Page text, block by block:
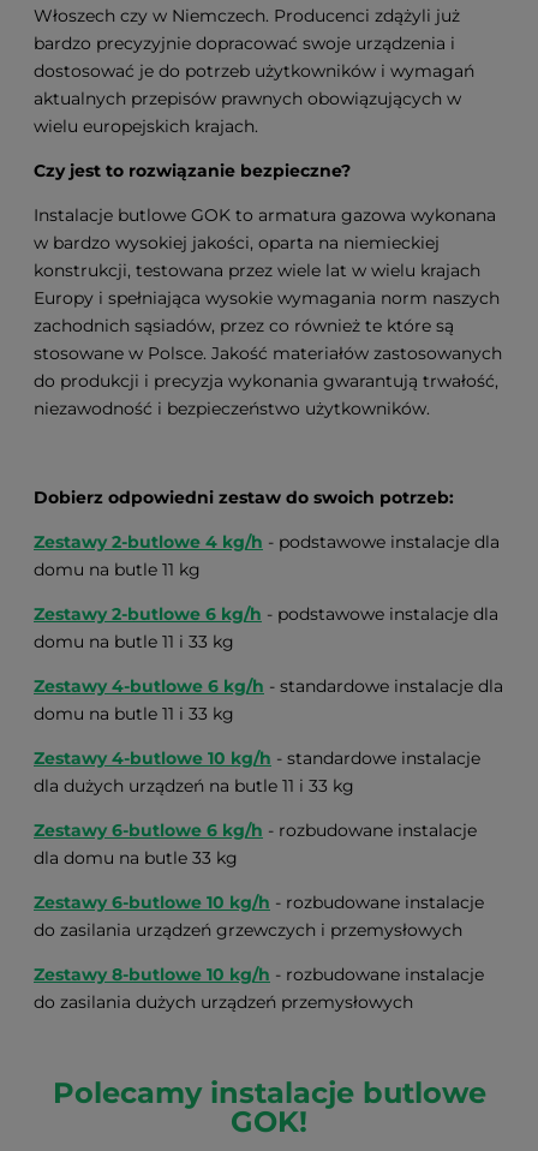
Włoszech czy w Niemczech. Producenci zdążyli już
bardzo precyzyjnie dopracować swoje urządzenia i
dostosować je do potrzeb użytkowników i wymagań
aktualnych przepisów prawnych obowiązujących w
wielu europejskich krajach.
Czy jest to rozwiązanie bezpieczne?
Instalacje butlowe GOK to armatura gazowa wykonana
w bardzo wysokiej jakości, oparta na niemieckiej
konstrukcji, testowana przez wiele lat w wielu krajach
Europy i spełniająca wysokie wymagania norm naszych
zachodnich sąsiadów, przez co również te które są
stosowane w Polsce. Jakość materiałów zastosowanych
do produkcji i precyzja wykonania gwarantują trwałość,
niezawodność i bezpieczeństwo użytkowników.
Dobierz odpowiedni zestaw do swoich potrzeb:
Zestawy 2-butlowe 4 kg/h - podstawowe instalacje dla
domu na butle 11 kg
Zestawy 2-butlowe 6 kg/h - podstawowe instalacje dla
domu na butle 11 i 33 kg
Zestawy 4-butlowe 6 kg/h - standardowe instalacje dla
domu na butle 11 i 33 kg
Zestawy 4-butlowe 10 kg/h - standardowe instalacje
dla dużych urządzeń na butle 11 i 33 kg
Zestawy 6-butlowe 6 kg/h - rozbudowane instalacje
dla domu na butle 33 kg
Zestawy 6-butlowe 10 kg/h - rozbudowane instalacje
do zasilania urządzeń grzewczych i przemysłowych
Zestawy 8-butlowe 10 kg/h - rozbudowane instalacje
do zasilania dużych urządzeń przemysłowych
Polecamy instalacje butlowe
GOK!